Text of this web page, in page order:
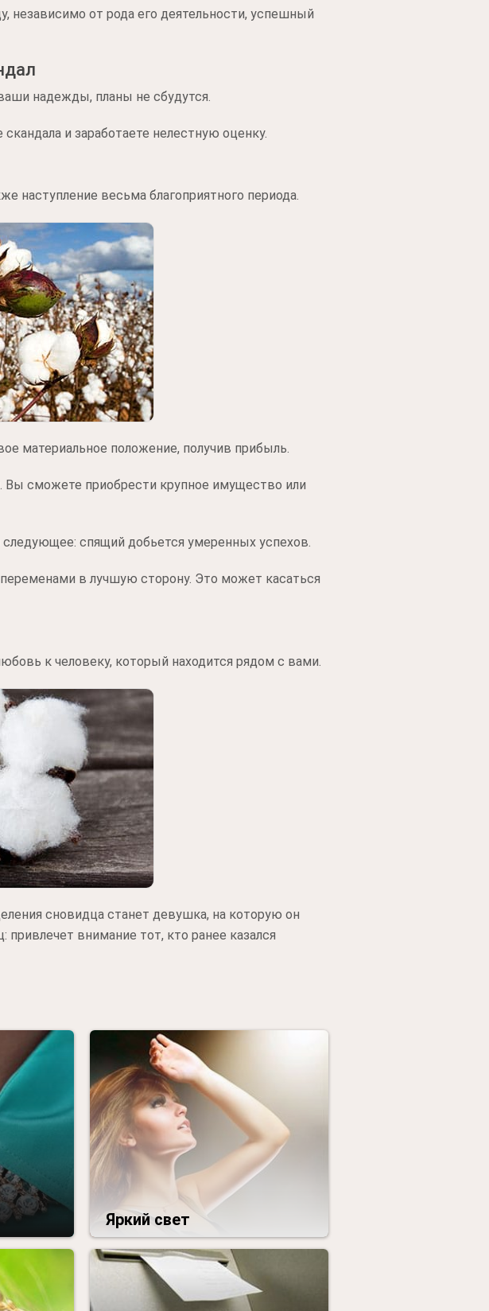
независимо от рода его деятельности, успешный
надежды, планы не сбудутся.
и заработаете нелестную оценку.
весьма благоприятного периода.
материальное положение, получив прибыль.
сможете приобрести крупное имущество или
спящий добьется умеренных успехов.
в лучшую сторону. Это может касаться
к человеку, который находится рядом с вами.
сновидца станет девушка, на которую он
внимание тот, кто ранее казался
Яркий свет